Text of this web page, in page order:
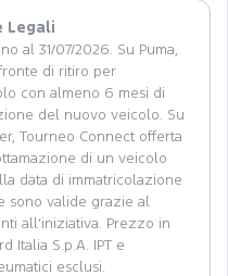
Legali
al 31/07/2026. Su Puma,
di ritiro per
con almeno 6 mesi di
del nuovo veicolo. Su
Tourneo Connect offerta
di un veicolo
data di immatricolazione
sono valide grazie al
all’iniziativa. Prezzo in
Italia S.p.A. IPT e
esclusi.